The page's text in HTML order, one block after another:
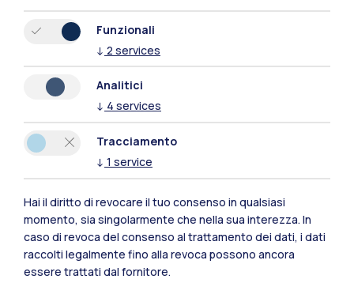
Sedi
Milano Leonardo
Milano Bovisa
Cremona
Lecco
Piacenza
Xi'an
Funzionali
↓ 2 services
Analitici
↓ 4 services
Tracciamento
↓ 1 service
Hai il diritto di revocare il tuo consenso in qualsiasi
momento, sia singolarmente che nella sua interezza. In
caso di revoca del consenso al trattamento dei dati, i dati
raccolti legalmente fino alla revoca possono ancora
essere trattati dal fornitore.